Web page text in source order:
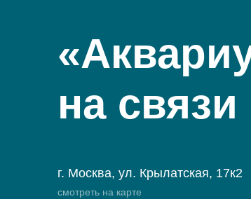
на связи
г. Москва, ул. Крылатская, 17к2
смотреть на карте